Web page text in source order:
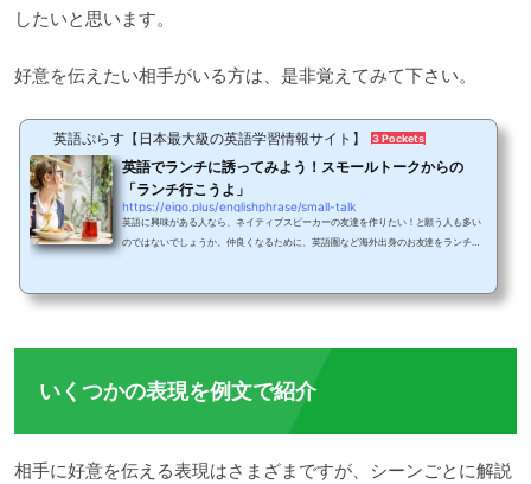
したいと思います。
好意を伝えたい相手がいる方は、是非覚えてみて下さい。
英語ぷらす【日本最大級の英語学習情報サイト】 3 Pockets
英語でランチに誘ってみよう！スモールトークからの
「ランチ行こうよ」
https://eigo.plus/englishphrase/small-talk
英語に興味がある人なら、ネイティブスピーカーの友達を作りたい！と願う人も多い
のではないでしょうか。仲良くなるために、英語圏など海外出身のお友達をランチに
ーズを中心に、一般的な英会話のポイントについても紹介します。ランチを誘う時の
いくつかの表現を例文で紹介
相手に好意を伝える表現はさまざまですが、シーンごとに解説